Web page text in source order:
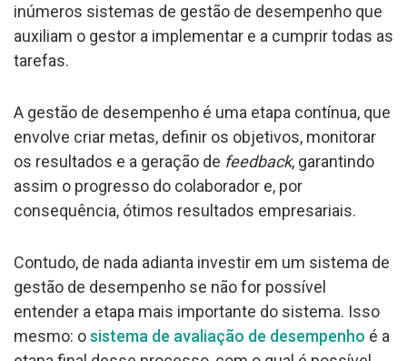
inúmeros sistemas de gestão de desempenho que
auxiliam o gestor a implementar e a cumprir todas as
tarefas.
A gestão de desempenho é uma etapa contínua, que
envolve criar metas, definir os objetivos, monitorar
os resultados e a geração de feedback, garantindo
assim o progresso do colaborador e, por
consequência, ótimos resultados empresariais.
Contudo, de nada adianta investir em um sistema de
gestão de desempenho se não for possível
entender a etapa mais importante do sistema. Isso
mesmo: osistema de avaliação de desempenho é a